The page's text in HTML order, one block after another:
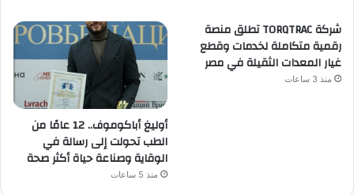
شركة TORQTRAC تطلق منصة
رقمية متكاملة لخدمات وقطع
غيار المعدات الثقيلة في مصر
منذ 3 ساعات
أوليغ أباكوموف.. 12 عامًا من
الطب تحولت إلى رسالة في
الوقاية وصناعة حياة أكثر صحة
منذ 5 ساعات